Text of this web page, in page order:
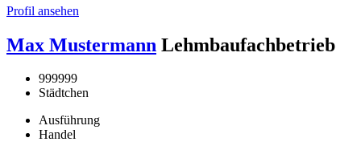
Profil ansehen
Max Mustermann Lehmbaufachbetrieb
999999
Städtchen
Ausführung
Handel